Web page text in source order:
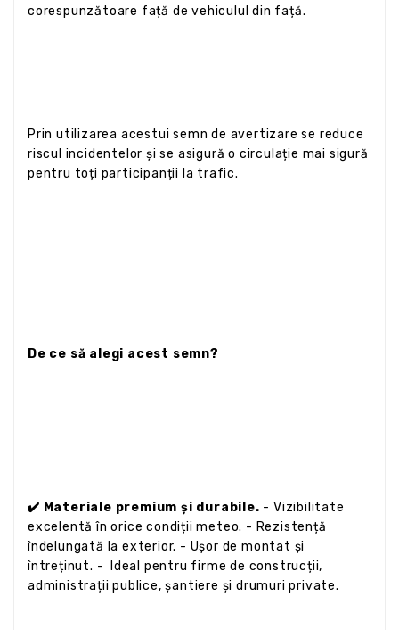
corespunzătoare față de vehiculul din față.
Prin utilizarea acestui semn de avertizare se reduce
riscul incidentelor și se asigură o circulație mai sigură
pentru toți participanții la trafic.
De ce să alegi acest semn?
✔️ Materiale premium și durabile. - Vizibilitate
excelentă în orice condiții meteo. - Rezistență
îndelungată la exterior. - Ușor de montat și
întreținut. - Ideal pentru firme de construcții,
administrații publice, șantiere și drumuri private.